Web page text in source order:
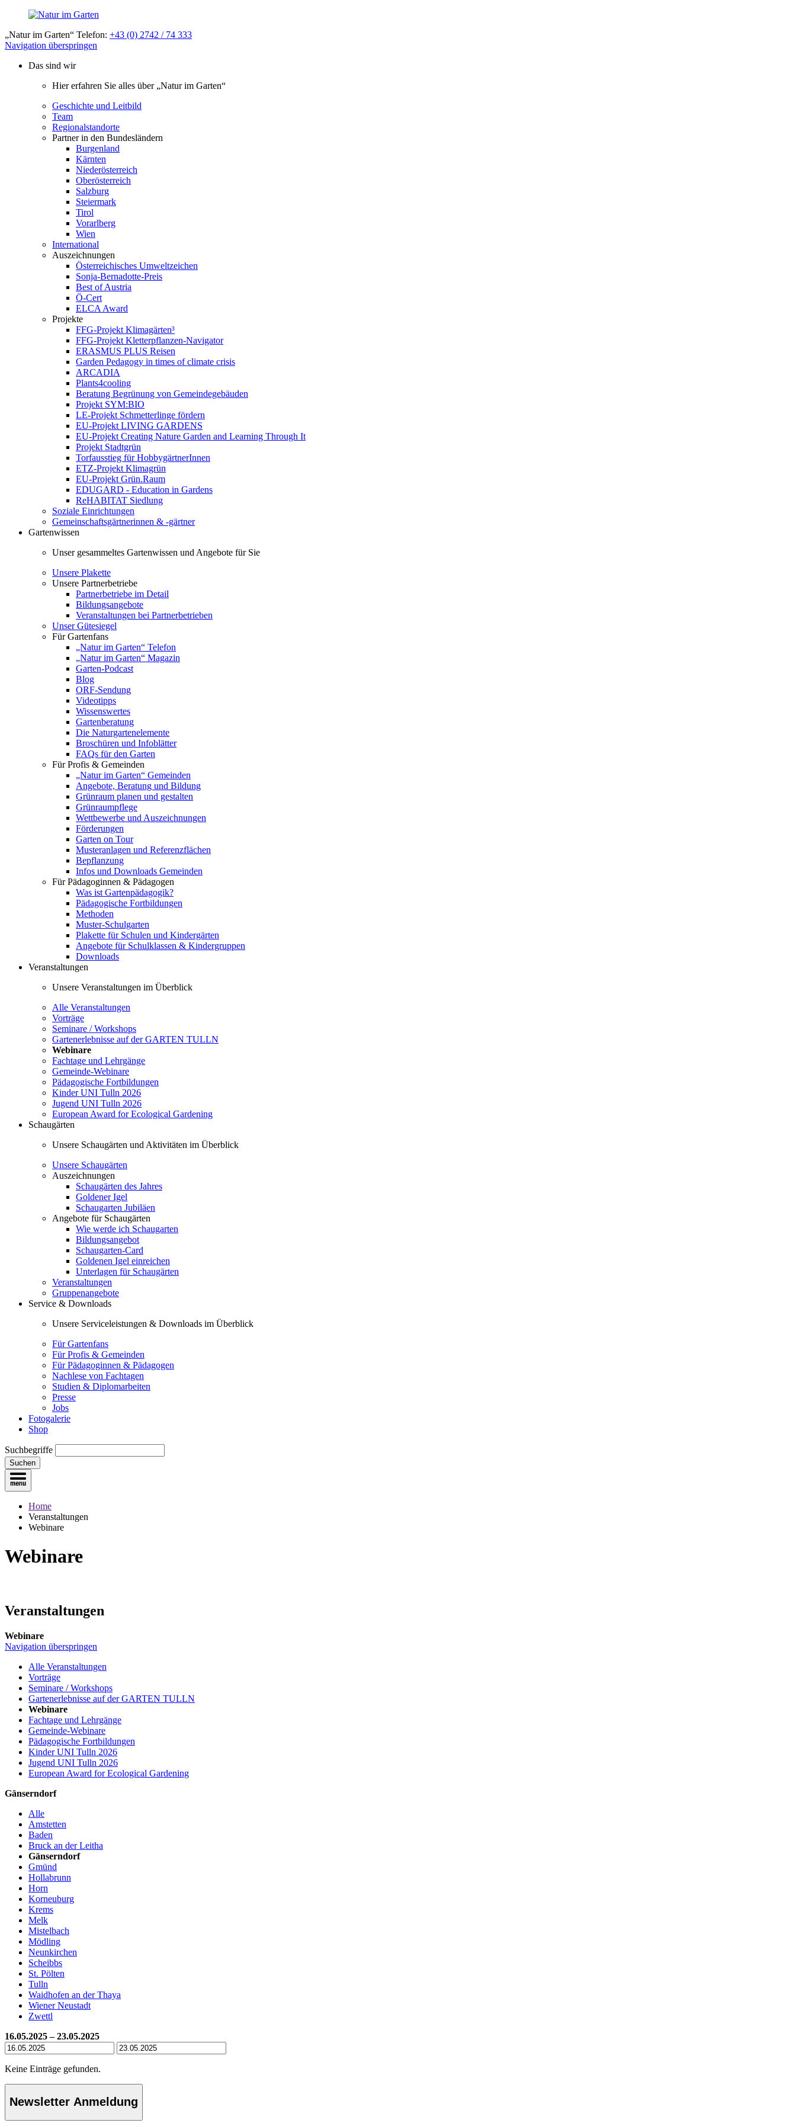
„Natur im Garten“ Telefon: +43 (0) 2742 / 74 333
Navigation überspringen
Das sind wir
Hier erfahren Sie alles über „Natur im Garten“
Geschichte und Leitbild
Team
Regionalstandorte
Partner in den Bundesländern
Burgenland
Kärnten
Niederösterreich
Oberösterreich
Salzburg
Steiermark
Tirol
Vorarlberg
Wien
International
Auszeichnungen
Österreichisches Umweltzeichen
Sonja-Bernadotte-Preis
Best of Austria
Ö-Cert
ELCA Award
Projekte
FFG-Projekt Klimagärten³
FFG-Projekt Kletterpflanzen-Navigator
ERASMUS PLUS Reisen
Garden Pedagogy in times of climate crisis
ARCADIA
Plants4cooling
Beratung Begrünung von Gemeindegebäuden
Projekt SYM:BIO
LE-Projekt Schmetterlinge fördern
EU-Projekt LIVING GARDENS
EU-Projekt Creating Nature Garden and Learning Through It
Projekt Stadtgrün
Torfausstieg für HobbygärtnerInnen
ETZ-Projekt Klimagrün
EU-Projekt Grün.Raum
EDUGARD - Education in Gardens
ReHABITAT Siedlung
Soziale Einrichtungen
Gemeinschaftsgärtnerinnen & -gärtner
Gartenwissen
Unser gesammeltes Gartenwissen und Angebote für Sie
Unsere Plakette
Unsere Partnerbetriebe
Partnerbetriebe im Detail
Bildungsangebote
Veranstaltungen bei Partnerbetrieben
Unser Gütesiegel
Für Gartenfans
„Natur im Garten“ Telefon
„Natur im Garten“ Magazin
Garten-Podcast
Blog
ORF-Sendung
Videotipps
Wissenswertes
Gartenberatung
Die Naturgartenelemente
Broschüren und Infoblätter
FAQs für den Garten
Für Profis & Gemeinden
„Natur im Garten“ Gemeinden
Angebote, Beratung und Bildung
Grünraum planen und gestalten
Grünraumpflege
Wettbewerbe und Auszeichnungen
Förderungen
Garten on Tour
Musteranlagen und Referenzflächen
Bepflanzung
Infos und Downloads Gemeinden
Für Pädagoginnen & Pädagogen
Was ist Gartenpädagogik?
Pädagogische Fortbildungen
Methoden
Muster-Schulgarten
Plakette für Schulen und Kindergärten
Angebote für Schulklassen & Kindergruppen
Downloads
Veranstaltungen
Unsere Veranstaltungen im Überblick
Alle Veranstaltungen
Vorträge
Seminare / Workshops
Gartenerlebnisse auf der GARTEN TULLN
Webinare
Fachtage und Lehrgänge
Gemeinde-Webinare
Pädagogische Fortbildungen
Kinder UNI Tulln 2026
Jugend UNI Tulln 2026
European Award for Ecological Gardening
Schaugärten
Unsere Schaugärten und Aktivitäten im Überblick
Unsere Schaugärten
Auszeichnungen
Schaugärten des Jahres
Goldener Igel
Schaugarten Jubiläen
Angebote für Schaugärten
Wie werde ich Schaugarten
Bildungsangebot
Schaugarten-Card
Goldenen Igel einreichen
Unterlagen für Schaugärten
Veranstaltungen
Gruppenangebote
Service & Downloads
Unsere Serviceleistungen & Downloads im Überblick
Für Gartenfans
Für Profis & Gemeinden
Für Pädagoginnen & Pädagogen
Nachlese von Fachtagen
Studien & Diplomarbeiten
Presse
Jobs
Fotogalerie
Shop
Suchbegriffe
Suchen
Home
Veranstaltungen
Webinare
Webinare
Veranstaltungen
Webinare
Navigation überspringen
Alle Veranstaltungen
Vorträge
Seminare / Workshops
Gartenerlebnisse auf der GARTEN TULLN
Webinare
Fachtage und Lehrgänge
Gemeinde-Webinare
Pädagogische Fortbildungen
Kinder UNI Tulln 2026
Jugend UNI Tulln 2026
European Award for Ecological Gardening
Gänserndorf
Alle
Amstetten
Baden
Bruck an der Leitha
Gänserndorf
Gmünd
Hollabrunn
Horn
Korneuburg
Krems
Melk
Mistelbach
Mödling
Neunkirchen
Scheibbs
St. Pölten
Tulln
Waidhofen an der Thaya
Wiener Neustadt
Zwettl
16.05.2025 – 23.05.2025
Keine Einträge gefunden.
Newsletter Anmeldung